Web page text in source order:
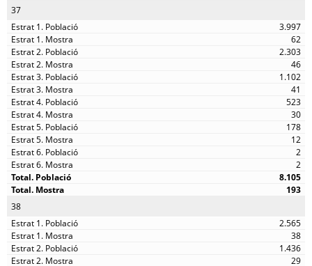
37
3.997
62
2.303
46
1.102
41
523
30
178
12
2
2
8.105
193
38
2.565
38
1.436
29